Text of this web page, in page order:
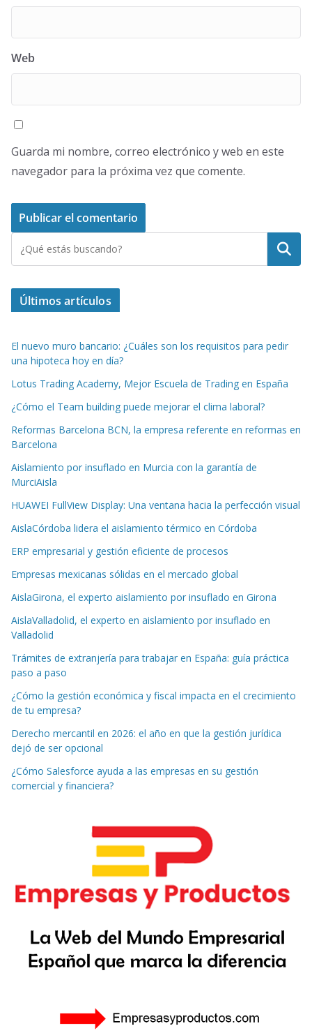
Web
Guarda mi nombre, correo electrónico y web en este
navegador para la próxima vez que comente.
Buscar
Últimos artículos
El nuevo muro bancario: ¿Cuáles son los requisitos para pedir
una hipoteca hoy en día?
Lotus Trading Academy, Mejor Escuela de Trading en España
¿Cómo el Team building puede mejorar el clima laboral?
Reformas Barcelona BCN, la empresa referente en reformas en
Barcelona
Aislamiento por insuflado en Murcia con la garantía de
MurciAisla
HUAWEI FullView Display: Una ventana hacia la perfección visual
AislaCórdoba lidera el aislamiento térmico en Córdoba
ERP empresarial y gestión eficiente de procesos
Empresas mexicanas sólidas en el mercado global
AislaGirona, el experto aislamiento por insuflado en Girona
AislaValladolid, el experto en aislamiento por insuflado en
Valladolid
Trámites de extranjería para trabajar en España: guía práctica
paso a paso
¿Cómo la gestión económica y fiscal impacta en el crecimiento
de tu empresa?
Derecho mercantil en 2026: el año en que la gestión jurídica
dejó de ser opcional
¿Cómo Salesforce ayuda a las empresas en su gestión
comercial y financiera?